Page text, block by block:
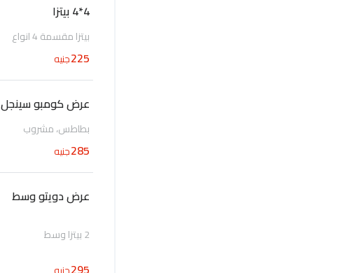
4*4 بيتزا
بيتزا مقسمة 4 انواع
225جنيه
عرض كومبو سينجل
بطاطس، مشروب
285جنيه
عرض دويتو وسط
2 بيتزا وسط